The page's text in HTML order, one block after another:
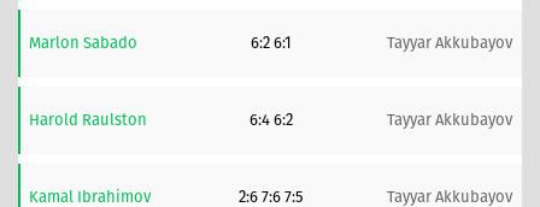
Marlon Sabado 6:2 6:1 Tayyar Akkubayov
Harold Raulston 6:4 6:2 Tayyar Akkubayov
Kamal Ibrahimov 2:6 7:6 7:5 Tayyar Akkubayov